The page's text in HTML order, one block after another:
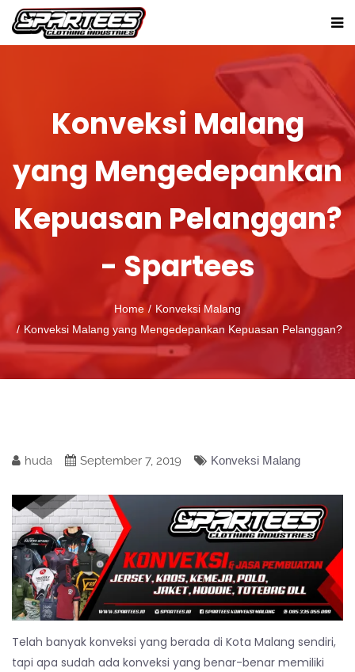
Konveksi Malang
yang Mengedepankan
Kepuasan Pelanggan?
- Spartees
Home
Konveksi Malang
Konveksi Malang yang Mengedepankan Kepuasan Pelanggan?
huda September 7, 2019 Konveksi Malang
Telah banyak konveksi yang berada di Kota Malang sendiri,
tapi apa sudah ada konveksi yang benar-benar memiliki